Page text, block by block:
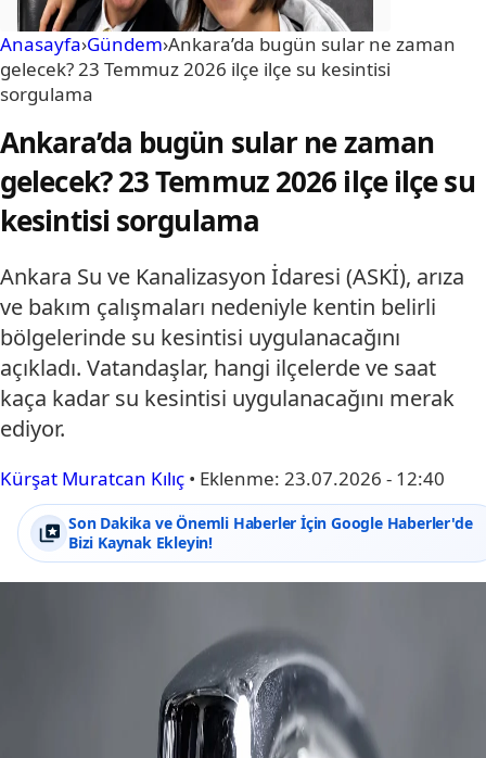
Anasayfa›Gündem›Ankara’da bugün sular ne zaman
gelecek? 23 Temmuz 2026 ilçe ilçe su kesintisi
sorgulama
Ankara’da bugün sular ne zaman
gelecek? 23 Temmuz 2026 ilçe ilçe su
kesintisi sorgulama
Ankara Su ve Kanalizasyon İdaresi (ASKİ), arıza
ve bakım çalışmaları nedeniyle kentin belirli
bölgelerinde su kesintisi uygulanacağını
açıkladı. Vatandaşlar, hangi ilçelerde ve saat
kaça kadar su kesintisi uygulanacağını merak
ediyor.
Kürşat Muratcan Kılıç • Eklenme: 23.07.2026 - 12:40
Son Dakika ve Önemli Haberler İçin Google Haberler'de
Bizi Kaynak Ekleyin!